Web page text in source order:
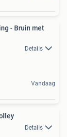
- Bruin met
Details
Vandaag
Details